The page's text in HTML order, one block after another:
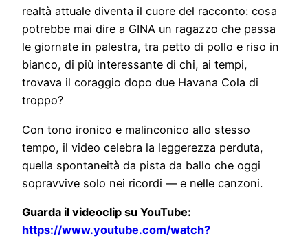
realtà attuale diventa il cuore del racconto: cosa
potrebbe mai dire a GINA un ragazzo che passa
le giornate in palestra, tra petto di pollo e riso in
bianco, di più interessante di chi, ai tempi,
trovava il coraggio dopo due Havana Cola di
troppo?
Con tono ironico e malinconico allo stesso
tempo, il video celebra la leggerezza perduta,
quella spontaneità da pista da ballo che oggi
sopravvive solo nei ricordi — e nelle canzoni.
Guarda il videoclip su YouTube:
https://www.youtube.com/watch?